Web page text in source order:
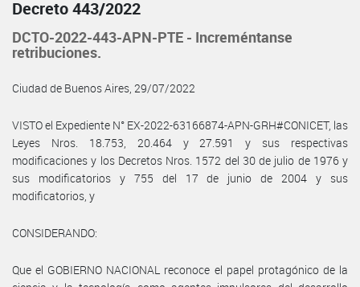
Decreto 443/2022
DCTO-2022-443-APN-PTE - Increméntanse
retribuciones.
Ciudad de Buenos Aires, 29/07/2022
VISTO el Expediente N° EX-2022-63166874-APN-GRH#CONICET, las
Leyes Nros. 18.753, 20.464 y 27.591 y sus respectivas
modificaciones y los Decretos Nros. 1572 del 30 de julio de 1976 y
sus modificatorios y 755 del 17 de junio de 2004 y sus
modificatorios, y
CONSIDERANDO:
Que el GOBIERNO NACIONAL reconoce el papel protagónico de la